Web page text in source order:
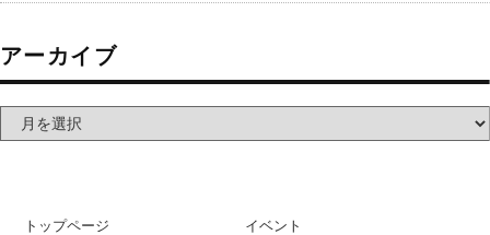
アーカイブ
トップページ
イベント